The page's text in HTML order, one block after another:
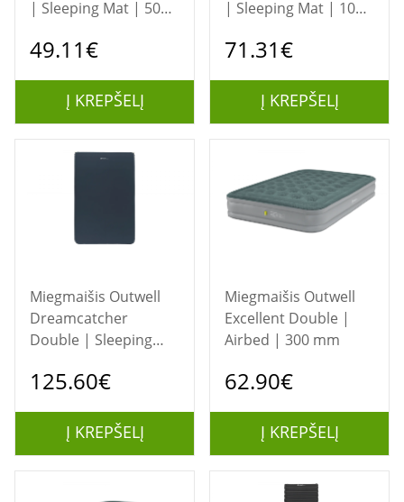
| Sleeping Mat | 50
49.11€
Į KREPŠELĮ
| Sleeping Mat | 100
71.31€
Į KREPŠELĮ
Miegmaišis Outwell
Dreamcatcher
Double | Sleeping
125.60€
Į KREPŠELĮ
Miegmaišis Outwell
Excellent Double |
Airbed | 300 mm
62.90€
Į KREPŠELĮ